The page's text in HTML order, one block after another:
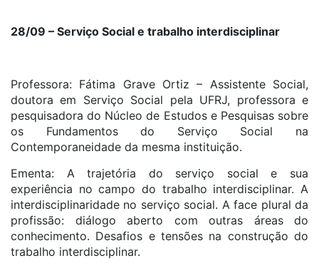
28/09 – Serviço Social e trabalho interdisciplinar
Professora: Fátima Grave Ortiz – Assistente Social,
doutora em Serviço Social pela UFRJ, professora e
pesquisadora do Núcleo de Estudos e Pesquisas sobre
os Fundamentos do Serviço Social na
Contemporaneidade da mesma instituição.
Ementa: A trajetória do serviço social e sua
experiência no campo do trabalho interdisciplinar. A
interdisciplinaridade no serviço social. A face plural da
profissão: diálogo aberto com outras áreas do
conhecimento. Desafios e tensões na construção do
trabalho interdisciplinar.